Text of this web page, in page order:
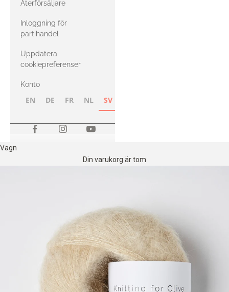
med Heavy
Merino
Återförsäljare
Inloggning för
partihandel
Uppdatera
cookiepreferenser
Konto
EN DE FR NL SV
Vagn
Din varukorg är tom